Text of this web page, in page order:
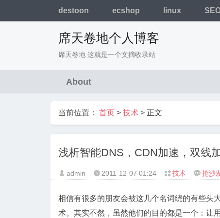
destoon ecshop linux
席天卷地个人博客
席天卷地 这就是一个文摘收录站
About
当前位置： 首页 > 技术 > 正文
浅析智能DNS，CDN加速，双线
 admin  2011-12-07 01:24  技术  抢沙
相信有很多的朋友会被这几个名词绕的有些头
术。其实不然，虽然他们的目的都是一个：让